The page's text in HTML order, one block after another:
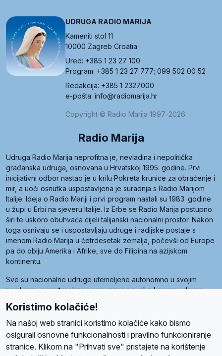
UDRUGA RADIO MARIJA
Kameniti stol 11
10000 Zagreb Croatia
Ured: +385 1 23 27 100
Program: +385 1 23 27 777; 099 502 00 52
Redakcija: +385 1 2327000
e-pošta: info@radiomarija.hr
Copyright © Radio Marija 1997-2026
Radio Marija
Udruga Radio Marija neprofitna je, nevladina i nepolitička
građanska udruga, osnovana u Hrvatskoj 1995. godine. Prvi
inicijativni odbor nastao je u krilu Pokreta krunice za obraćenje i
mir, a uoči osnutka uspostavljena je suradnja s Radio Marijom
Italije. Ideja o Radio Mariji i prvi program nastali su 1983. godine
u župi u Erbi na sjeveru Italije. Iz Erbe se Radio Marija postupno
širi te uskoro obuhvaća cijeli talijanski nacionalni prostor. Nakon
toga osnivaju se i uspostavljaju udruge i radijske postaje s
imenom Radio Marija u četrdesetak zemalja, počevši od Europe
pa do obiju Amerika i Afrike, sve do Filipina na azijskom
kontinentu.
Sve su nacionalne udruge utemeljene autonomno u svojim
zemljama, a međusobna su povezane preko krovne udruge
pod nazivom Svjetska obitelj Radio Marije (World Family of
Radio Maria). Svjetsku obitelj utemeljilo je sedam članica, među
kojima je i hrvatska Udruga Radio Marija.
Koristimo kolačiće!
Na našoj web stranici koristimo kolačiće kako bismo
osigurali osnovne funkcionalnosti i pravilno funkcioniranje
stranice. Klikom na "Prihvati sve" pristajete na korištenje